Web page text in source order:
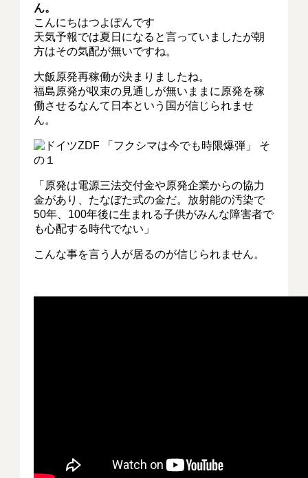
ん。
こんにちはつよぽんです
天気予報では夏日になると言っていましたが朝
方はその気配が無いですね。
大飯原発再稼働が決まりましたね。
福島原発が収束の見通しが無いままに原発を稼
働させるなんて日本という国が信じられませ
ん。
「原発は電源三法交付金や原発企業からの協力
金があり、たなぼた式の金だ。放射能の汚染で
50年、100年後に生まれる子供がみんな障害者で
も心配する時代でない」
こんな事を言う人が居るのが信じられません。